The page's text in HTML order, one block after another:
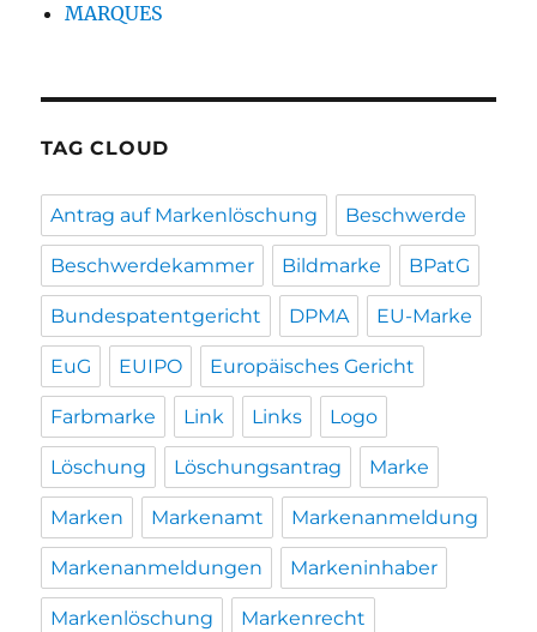
MARQUES
TAG CLOUD
Antrag auf Markenlöschung Beschwerde
Beschwerdekammer Bildmarke BPatG
Bundespatentgericht DPMA EU-Marke
EuG EUIPO Europäisches Gericht
Farbmarke Link Links Logo
Löschung Löschungsantrag Marke
Marken Markenamt Markenanmeldung
Markenanmeldungen Markeninhaber
Markenlöschung Markenrecht